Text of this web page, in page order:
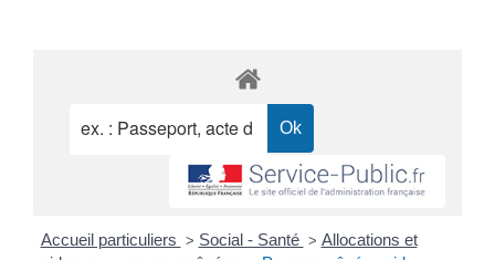
Accueil particuliers > Social - Santé > Allocations et